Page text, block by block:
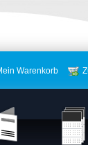
Warenkorb